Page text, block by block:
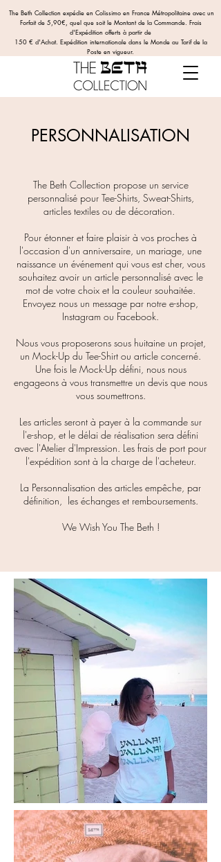
The Beth Collection expédie en Colissimo en France Métropolitaine avec un
Forfait de 5,90€, quel que soit le Montant de la Commande. Frais
d'Expédition offerts à partir de
150 € d'Achat. Expédition internationale dans le Monde au Tarif de la
Poste en vigueur.
PERSONNALISATION
The Beth Collection propose un service
personnalisé pour Tee-Shirts, Sweat-Shirts,
articles textiles ou de décoration.
Pour étonner et faire plaisir à vos proches à
l'occasion d'un anniversaire, un mariage, une
naissance un événement qui vous est cher, vous
souhaitez avoir un article personnalisé avec le
mot de votre choix et la couleur souhaitée.
Envoyez nous un message par notre e-shop,
Instagram ou Facebook.
Nous vous proposerons sous huitaine un projet,
un Mock-Up du Tee-Shirt ou article concerné.
Une fois le Mock-Up défini, nous nous
engageons à vous transmettre un devis que nous
vous soumettrons.
Les articles seront à payer à la commande sur
l'e-shop, et le délai de réalisation sera défini
avec l'Atelier d'Impression. Les frais de port pour
l'expédition sont à la charge de l'acheteur.
La Personnalisation des articles empêche, par
définition, les échanges et remboursements.
We Wish You The Beth !